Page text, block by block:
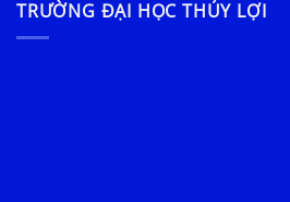
TRƯỜNG ĐẠI HỌC THỦY LỢI